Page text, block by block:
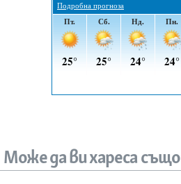
Може да ви хареса също